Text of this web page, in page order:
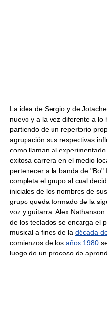
La idea de Sergio y de
nuevo y a la vez diferente a lo
partiendo de un repertorio
agrupación sus respectivas
como llaman al
exitosa carrera en el medio
pertenecer a la banda de "Bo"
completa el grupo al cual
iniciales de los nombres de
grupo queda formado de la
voz y guitarra, Alex
de los teclados se encarga el
musical a fines de la década
comienzos de los años 1980
luego de un proceso de